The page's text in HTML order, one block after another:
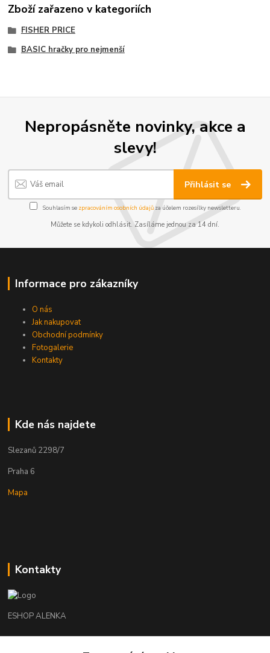
Zboží zařazeno v kategoriích
FISHER PRICE
BASIC hračky pro nejmenší
Nepropásněte novinky, akce a
slevy!
Přihlásit se
Souhlasím se zpracováním osobních údajůza účelem rozesílky newsletteru.
Můžete se kdykoli odhlásit. Zasíláme jednou za 14 dní.
Informace pro zákazníky
O nás
Jak nakupovat
Obchodní podmínky
Fotogalerie
Kontakty
Kde nás najdete
Slezanů 2298/7
Praha 6
Mapa
Kontakty
ESHOP ALENKA